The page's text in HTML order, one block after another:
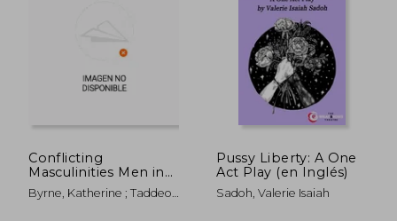
dcto. dcto. $
Conflicting
Masculinities Men in
Television Period
Drama (en Inglés)
Byrne, Katherine ; Taddeo,
Pussy Liberty: A One
Act Play (en Inglés)
Sadoh, Valerie Isaiah